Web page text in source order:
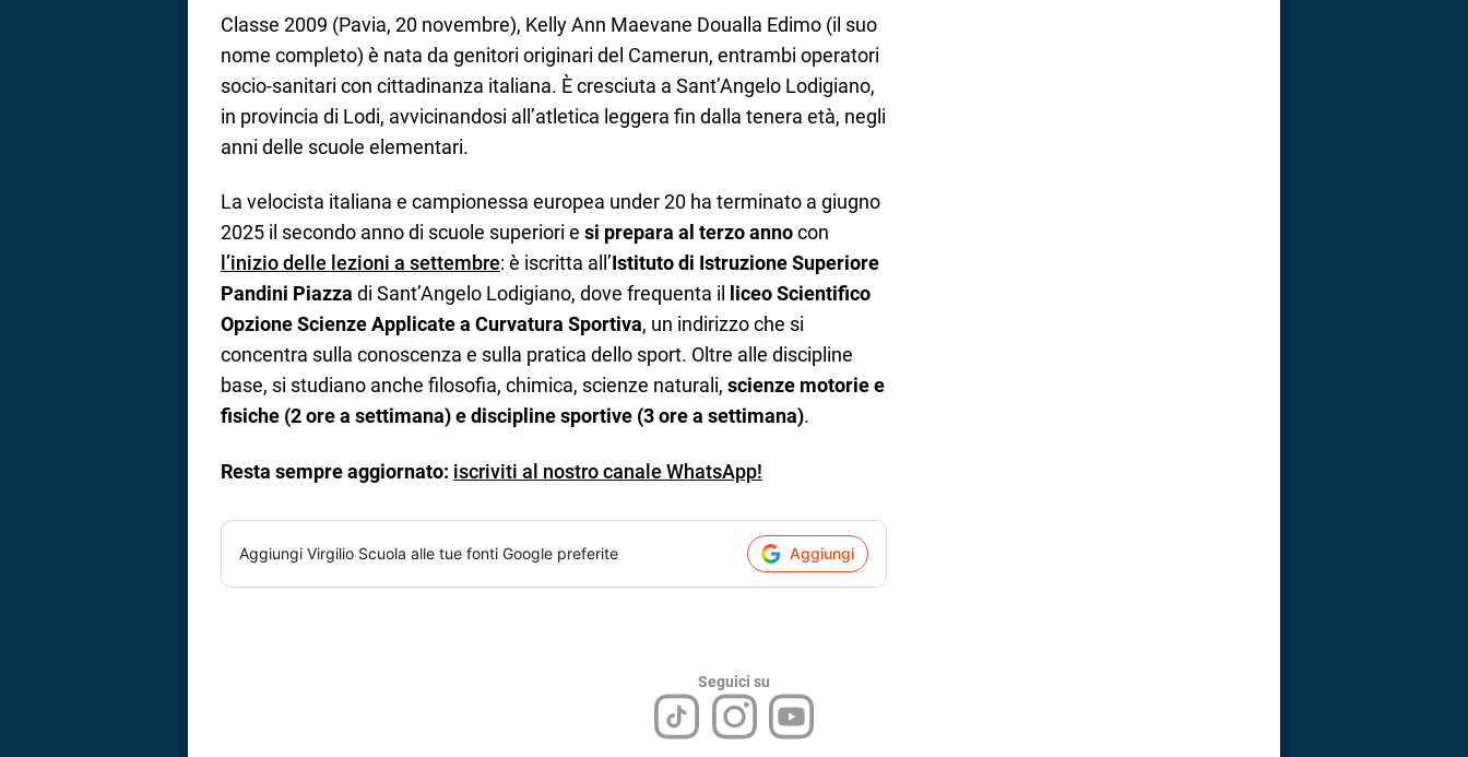
Classe 2009 (Pavia, 20 novembre), Kelly Ann Maevane Doualla Edimo (il suo
nome completo) è nata da genitori originari del Camerun, entrambi operatori
socio-sanitari con cittadinanza italiana. È cresciuta a Sant’Angelo Lodigiano,
in provincia di Lodi, avvicinandosi all’atletica leggera fin dalla tenera età, negli
anni delle scuole elementari.
La velocista italiana e campionessa europea under 20 ha terminato a giugno
2025 il secondo anno di scuole superiori e si prepara al terzo annocon
l’inizio delle lezioni a settembre: è iscritta all’Istituto di Istruzione Superiore
Pandini Piazza di Sant’Angelo Lodigiano, dove frequenta il
liceo Scientifico
Opzione Scienze Applicate a Curvatura Sportiva, un indirizzo che si
concentra sulla conoscenza e sulla pratica dello sport. Oltre alle discipline
base, si studiano anche filosofia, chimica, scienze naturali, scienze motorie e
fisiche (2 ore a settimana) e discipline sportive (3 ore a settimana).
Resta sempre aggiornato: iscriviti al nostro canale WhatsApp!
Aggiungi Virgilio Scuola alle tue fonti Google preferite Aggiungi
Seguici su